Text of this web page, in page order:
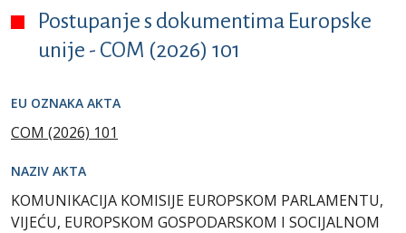
Postupanje s dokumentima Europske
unije - COM (2026) 101
EU OZNAKA AKTA
COM (2026) 101
NAZIV AKTA
KOMUNIKACIJA KOMISIJE EUROPSKOM PARLAMENTU,
VIJEĆU, EUROPSKOM GOSPODARSKOM I SOCIJALNOM